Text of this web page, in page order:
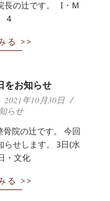
長の辻です。 I・M
4
る >>
をお知らせ
2021年10月30日
らせ
院の辻です。 今回
らせします。 3日(水
・文化
る >>